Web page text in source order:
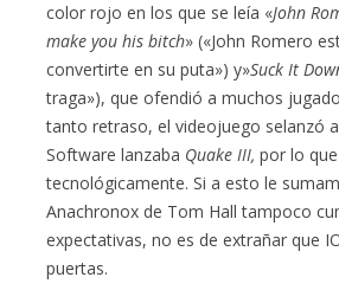
color rojo en los que se leía «John
make you his bitch» («John Romero
convertirte en su puta») y»Suck It
traga»), que ofendió a muchos
tanto retraso, el videojuego selanzó
Software lanzaba Quake III, por lo
tecnológicamente. Si a esto le
Anachronox de Tom Hall tampoco
expectativas, no es de extrañar que
puertas.